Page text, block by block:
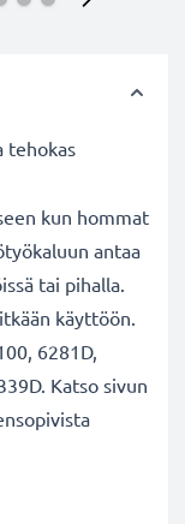
tehokas
kun hommat
antaa
tai pihalla.
käyttöön.
6281D,
Katso sivun